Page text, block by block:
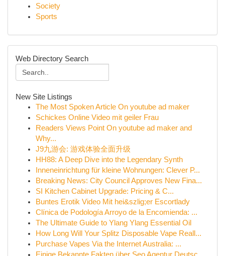
Society
Sports
Web Directory Search
New Site Listings
The Most Spoken Article On youtube ad maker
Schickes Online Video mit geiler Frau
Readers Views Point On youtube ad maker and
Why...
J9九游会: 游戏体验全面升级
HH88: A Deep Dive into the Legendary Synth
Inneneinrichtung für kleine Wohnungen: Clever P...
Breaking News: City Council Approves New Fina...
SI Kitchen Cabinet Upgrade: Pricing & C...
Buntes Erotik Video Mit hei&szlig;er Escortlady
Clínica de Podología Arroyo de la Encomienda: ...
The Ultimate Guide to Ylang Ylang Essential Oil
How Long Will Your Splitz Disposable Vape Reall...
Purchase Vapes Via the Internet Australia: ...